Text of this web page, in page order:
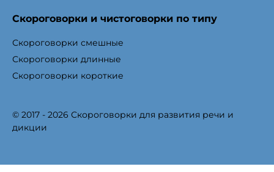
Скороговорки и чистоговорки по типу
Скороговорки смешные
Скороговорки длинные
Скороговорки короткие
© 2017 - 2026 Скороговорки для развития речи и
дикции